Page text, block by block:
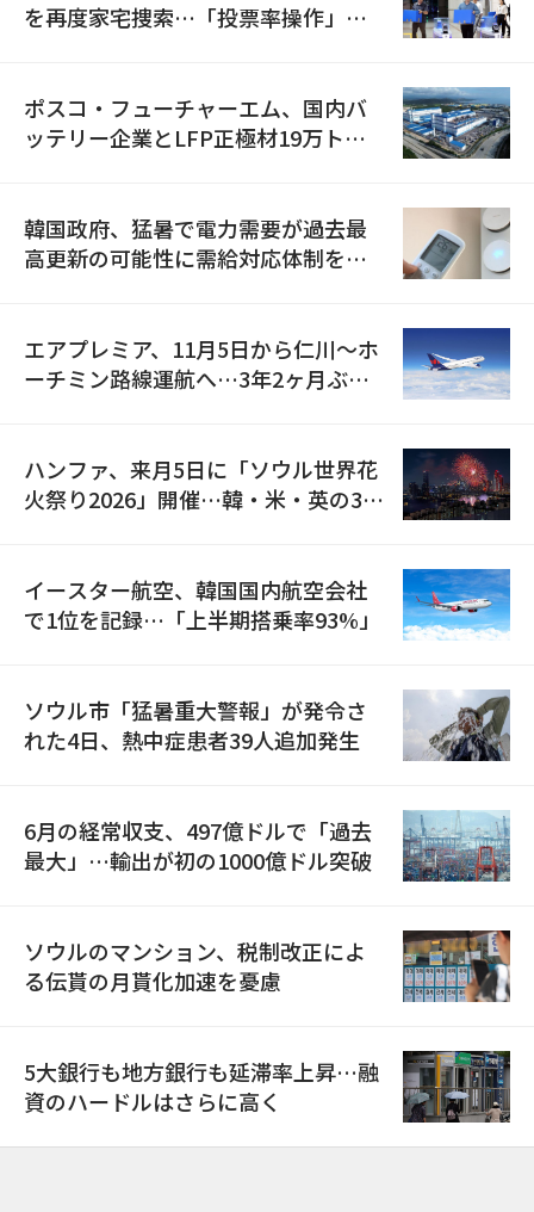
を再度家宅捜索…「投票率操作」の
ポスコ・フューチャーエム、国内バ
ッテリー企業とLFP正極材19万トン
韓国政府、猛暑で電力需要が過去最
高更新の可能性に需給対応体制を点
エアプレミア、11月5日から仁川〜ホ
ーチミン路線運航へ…3年2ヶ月ぶり
ハンファ、来月5日に「ソウル世界花
火祭り2026」開催…韓・米・英の3カ
イースター航空、韓国国内航空会社
で1位を記録…「上半期搭乗率93%」
ソウル市「猛暑重大警報」が発令さ
れた4日、熱中症患者39人追加発生
6月の経常収支、497億ドルで「過去
最大」…輸出が初の1000億ドル突破
ソウルのマンション、税制改正によ
る伝貰の月貰化加速を憂慮
5大銀行も地方銀行も延滞率上昇…融
資のハードルはさらに高く